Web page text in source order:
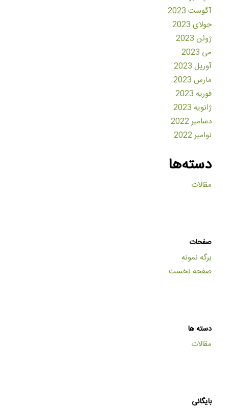
آگوست 2023
جولای 2023
ژوئن 2023
می 2023
آوریل 2023
مارس 2023
فوریه 2023
ژانویه 2023
دسامبر 2022
نوامبر 2022
دسته‌ها
مقالات
صفحات
برگه نمونه
صفحه نخست
دسته ها
مقالات
بایگانی